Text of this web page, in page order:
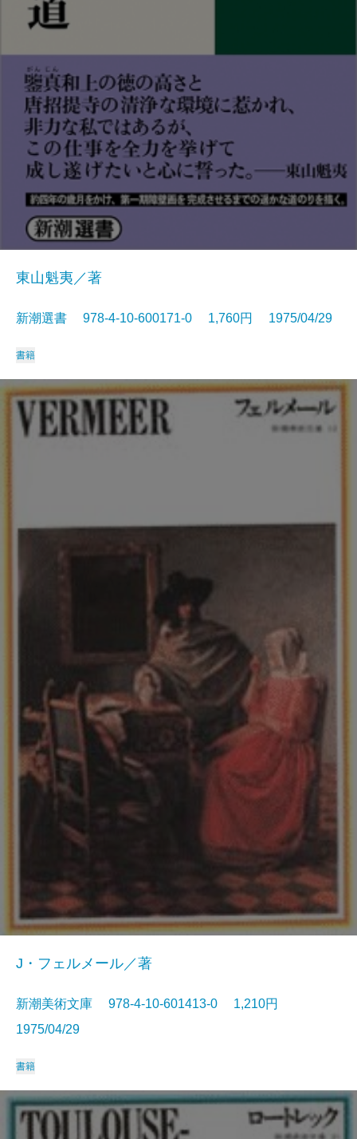
東山魁夷／著
新潮選書 978-4-10-600171-0 1,760円 1975/04/29
書籍
J・フェルメール／著
新潮美術文庫 978-4-10-601413-0 1,210円
1975/04/29
書籍